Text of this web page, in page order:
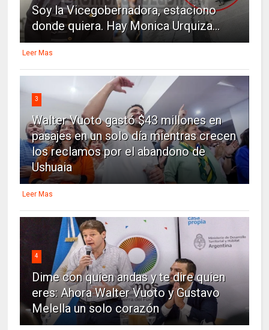
Soy la Vicegobernadora, estaciono
donde quiera. Hay Monica Urquiza...
Leer Mas
3
Walter Vuoto gastó $43 millones en
pasajes en un solo día mientras crecen
los reclamos por el abandono de
Ushuaia
Leer Mas
4
Dime con quien andas y te dire quien
eres: Ahora Walter Vuoto y Gustavo
Melella un solo corazón